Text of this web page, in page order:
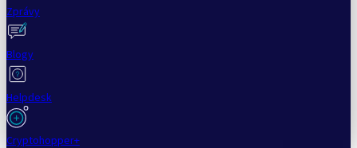
Zprávy
Blogy
Helpdesk
Cryptohopper+